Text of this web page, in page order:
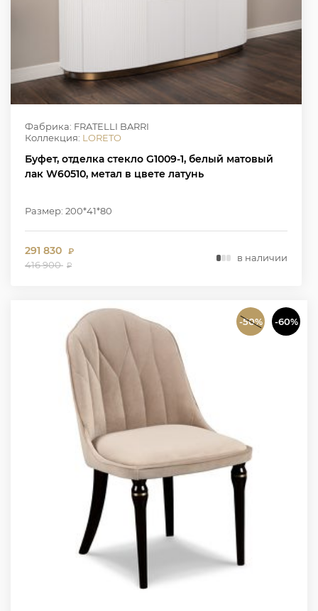
Фабрика: FRATELLI BARRI
Коллекция: LORETO
Буфет, отделка стекло G1009-1, белый матовый
лак W60510, метал в цвете латунь
Размер: 200*41*80
291 830 ₽
416 900 ₽
в наличии
-50% -60%